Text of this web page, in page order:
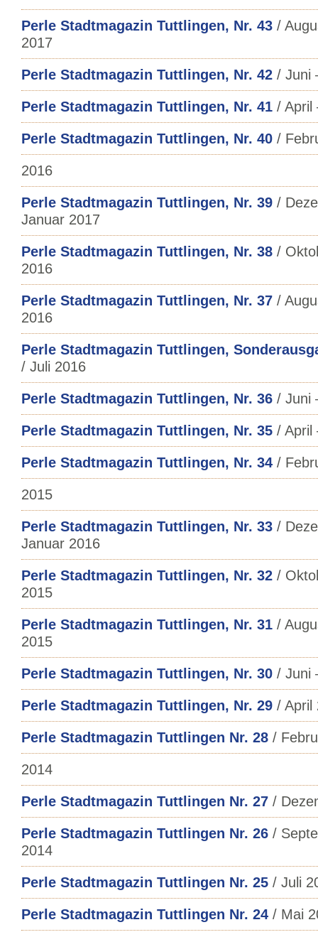
Perle Stadtmagazin Tuttlingen, Nr. 43 /
2017
Perle Stadtmagazin Tuttlingen, Nr. 42 / Juni
Perle Stadtmagazin Tuttlingen, Nr. 41 / April
Perle Stadtmagazin Tuttlingen, Nr. 40 /
2016
Perle Stadtmagazin Tuttlingen, Nr. 39 /
Januar 2017
Perle Stadtmagazin Tuttlingen, Nr. 38 /
2016
Perle Stadtmagazin Tuttlingen, Nr. 37 /
2016
Perle Stadtmagazin Tuttlingen,
/ Juli 2016
Perle Stadtmagazin Tuttlingen, Nr. 36 / Juni
Perle Stadtmagazin Tuttlingen, Nr. 35 / April
Perle Stadtmagazin Tuttlingen, Nr. 34 /
2015
Perle Stadtmagazin Tuttlingen, Nr. 33 /
Januar 2016
Perle Stadtmagazin Tuttlingen, Nr. 32 /
2015
Perle Stadtmagazin Tuttlingen, Nr. 31 /
2015
Perle Stadtmagazin Tuttlingen, Nr. 30 / Juni
Perle Stadtmagazin Tuttlingen, Nr. 29 / April
Perle Stadtmagazin Tuttlingen Nr. 28 /
2014
Perle Stadtmagazin Tuttlingen Nr. 27 /
Perle Stadtmagazin Tuttlingen Nr. 26 /
2014
Perle Stadtmagazin Tuttlingen Nr. 25 / Juli
Perle Stadtmagazin Tuttlingen Nr. 24 / Mai